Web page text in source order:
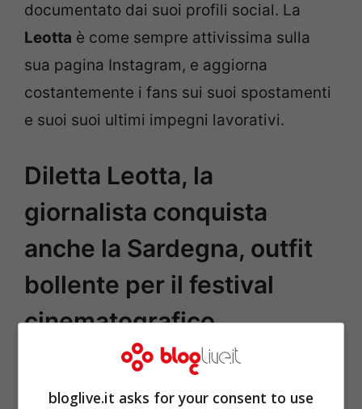
documentato dai suoi profili social. La
Leotta è come sempre attivissima sulla
sua pagina Instagram, e aggiorna
costantemente i fans sui suoi spostamenti
e suoi suoi ultimi impegni lavorativi.
Diletta Leotta, la
giornalista conquista
anche la Sardegna, outfit
bollente per il festival
cinematografico
bloglive.it asks for your consent to use